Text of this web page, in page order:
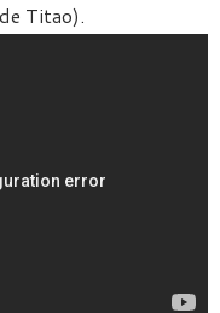
Titao).